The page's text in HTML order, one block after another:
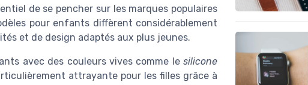
de se pencher sur les marques populaires
pour enfants diffèrent considérablement
et de design adaptés aux plus jeunes.
avec des couleurs vives comme le silicone
attrayante pour les filles grâce à